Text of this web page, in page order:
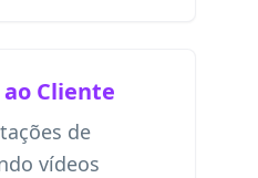
Cliente
de
vídeos